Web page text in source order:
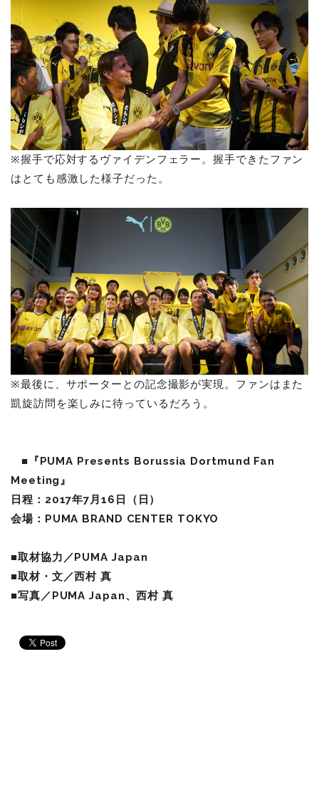
※握手で応対するヴァイデンフェラー。握手できたファン
はとても感激した様子だった。
※最後に、サポーターとの記念撮影が実現。ファンはまた
凱旋訪問を楽しみに待っているだろう。
■ 『PUMA Presents Borussia Dortmund Fan
Meeting』
日程：2017年7月16日（日）
会場：PUMA BRAND CENTER TOKYO
■取材協力 ／PUMA Japan
■取材・文／西村 真
■写真／PUMA Japan、西村 真